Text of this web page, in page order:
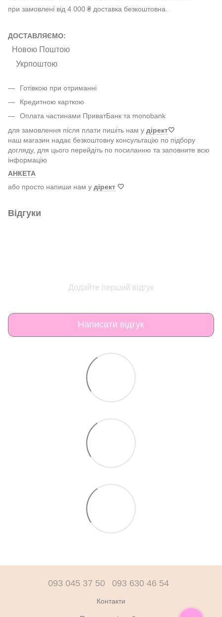
при замовлені від 4 000 ₴ доставка безкоштовна.
ДОСТАВЛЯЄМО:
Новою Поштою
Укрпоштою
Готівкою при отриманні
Кредитною карткою
Оплата частинами ПриватБанк та monobank
для замовлення після плати пишіть нам у дірект🤍
наш магазин надає безкоштовну консультацію по підбору
догляду, для цього перейдіть по посиланню та заповните всю
інформацію
АНКЕТА
або просто напиши нам у дірект 🤍
Відгуки
Додайте перший відгук
Написати відгук
093 045 37 50 093 630 46 54
Контакти